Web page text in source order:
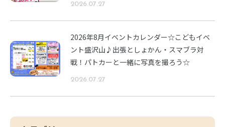
2026.07.27
2026年8月イベントカレンダー☆こどもイベ
ント盛沢山♪出張としょかん・スマブラ対
戦！パトカーと一緒に写真を撮ろう☆
2026.07.27